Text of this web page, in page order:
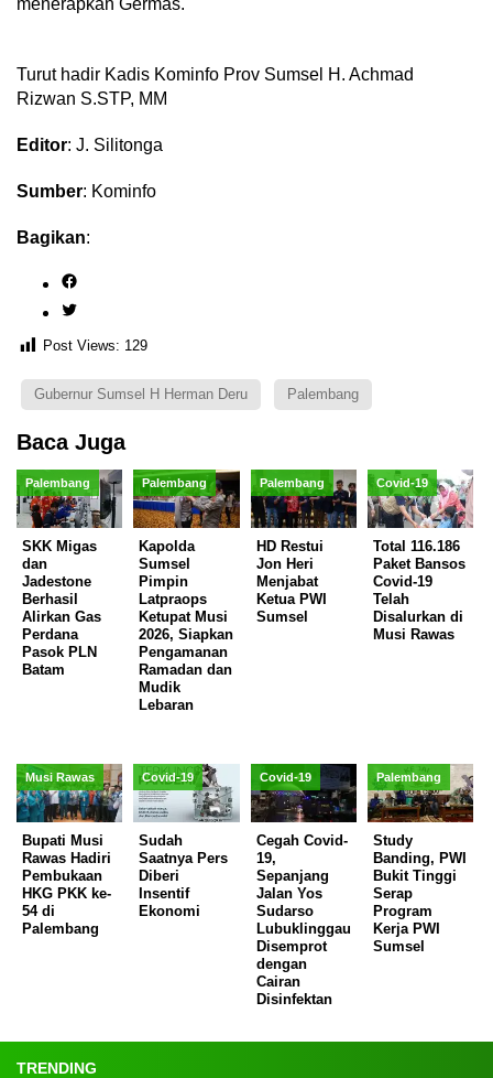
menerapkan Germas.
Turut hadir Kadis Kominfo Prov Sumsel H. Achmad
Rizwan S.STP, MM
Editor: J. Silitonga
Sumber: Kominfo
Bagikan:
Facebook
Twitter
Post Views: 129
Gubernur Sumsel H Herman Deru Palembang
Baca Juga
Palembang
SKK Migas
dan
Jadestone
Berhasil
Alirkan Gas
Perdana
Pasok PLN
Batam
Palembang
Kapolda
Sumsel
Pimpin
Latpraops
Ketupat Musi
2026, Siapkan
Pengamanan
Ramadan dan
Mudik
Lebaran
Palembang
HD Restui
Jon Heri
Menjabat
Ketua PWI
Sumsel
Covid-19
Total 116.186
Paket Bansos
Covid-19
Telah
Disalurkan di
Musi Rawas
Musi Rawas
Bupati Musi
Rawas Hadiri
Pembukaan
HKG PKK ke-
54 di
Palembang
Covid-19
Sudah
Saatnya Pers
Diberi
Insentif
Ekonomi
Covid-19
Cegah Covid-
19,
Sepanjang
Jalan Yos
Sudarso
Lubuklinggau
Disemprot
dengan
Cairan
Disinfektan
Palembang
Study
Banding, PWI
Bukit Tinggi
Serap
Program
Kerja PWI
Sumsel
TRENDING